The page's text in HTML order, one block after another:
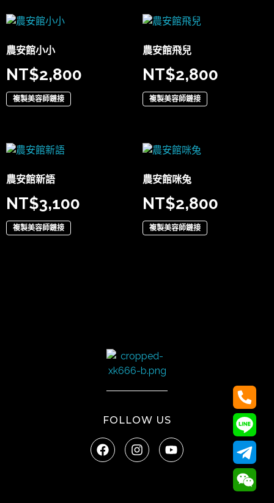
農安館小小
NT$2,800
複製美容師鏈接
農安館飛兒
NT$2,800
複製美容師鏈接
農安館新語
NT$3,100
複製美容師鏈接
農安館咪兔
NT$2,800
複製美容師鏈接
FOLLOW US